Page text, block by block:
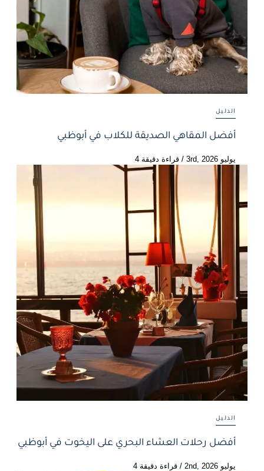
الدليل
أفضل المقاهي الصديقة للكلاب في أبوظبي
يوليو 3rd, 2026 / قراءة دقيقة 4
الدليل
أفضل رحلات العشاء البحري على اليخوت في أبوظبي
يوليو 2nd, 2026 / قراءة دقيقة 4